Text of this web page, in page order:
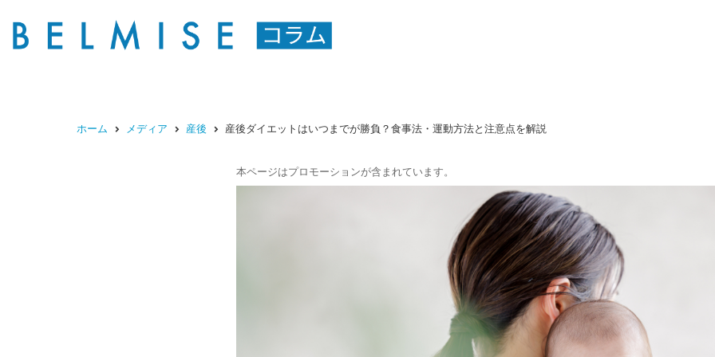
ホーム メディア 産後 産後ダイエットはいつまでが勝負？食事法・運動方法と注意点を解説
本ページはプロモーションが含まれています。